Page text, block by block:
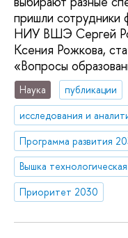
пришли сотрудники
НИУ ВШЭ Сергей
Ксения Рожкова,
«Вопросы
Наука
публикации
исследования и
Программа развития
Вышка технологическая
Приоритет 2030